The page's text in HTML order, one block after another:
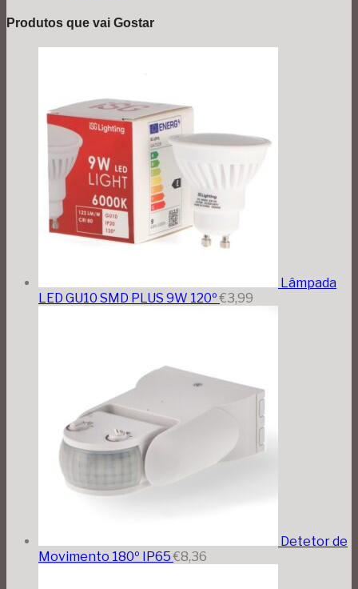
Produtos que vai Gostar
Lâmpada
LED GU10 SMD PLUS 9W 120º €3,99
Detetor de
Movimento 180º IP65 €8,36